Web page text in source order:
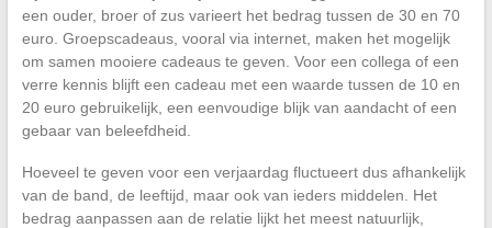
een ouder, broer of zus varieert het bedrag tussen de 30 en 70
euro. Groepscadeaus, vooral via internet, maken het mogelijk
om samen mooiere cadeaus te geven. Voor een collega of een
verre kennis blijft een cadeau met een waarde tussen de 10 en
20 euro gebruikelijk, een eenvoudige blijk van aandacht of een
gebaar van beleefdheid.
Hoeveel te geven voor een verjaardag fluctueert dus afhankelijk
van de band, de leeftijd, maar ook van ieders middelen. Het
bedrag aanpassen aan de relatie lijkt het meest natuurlijk,